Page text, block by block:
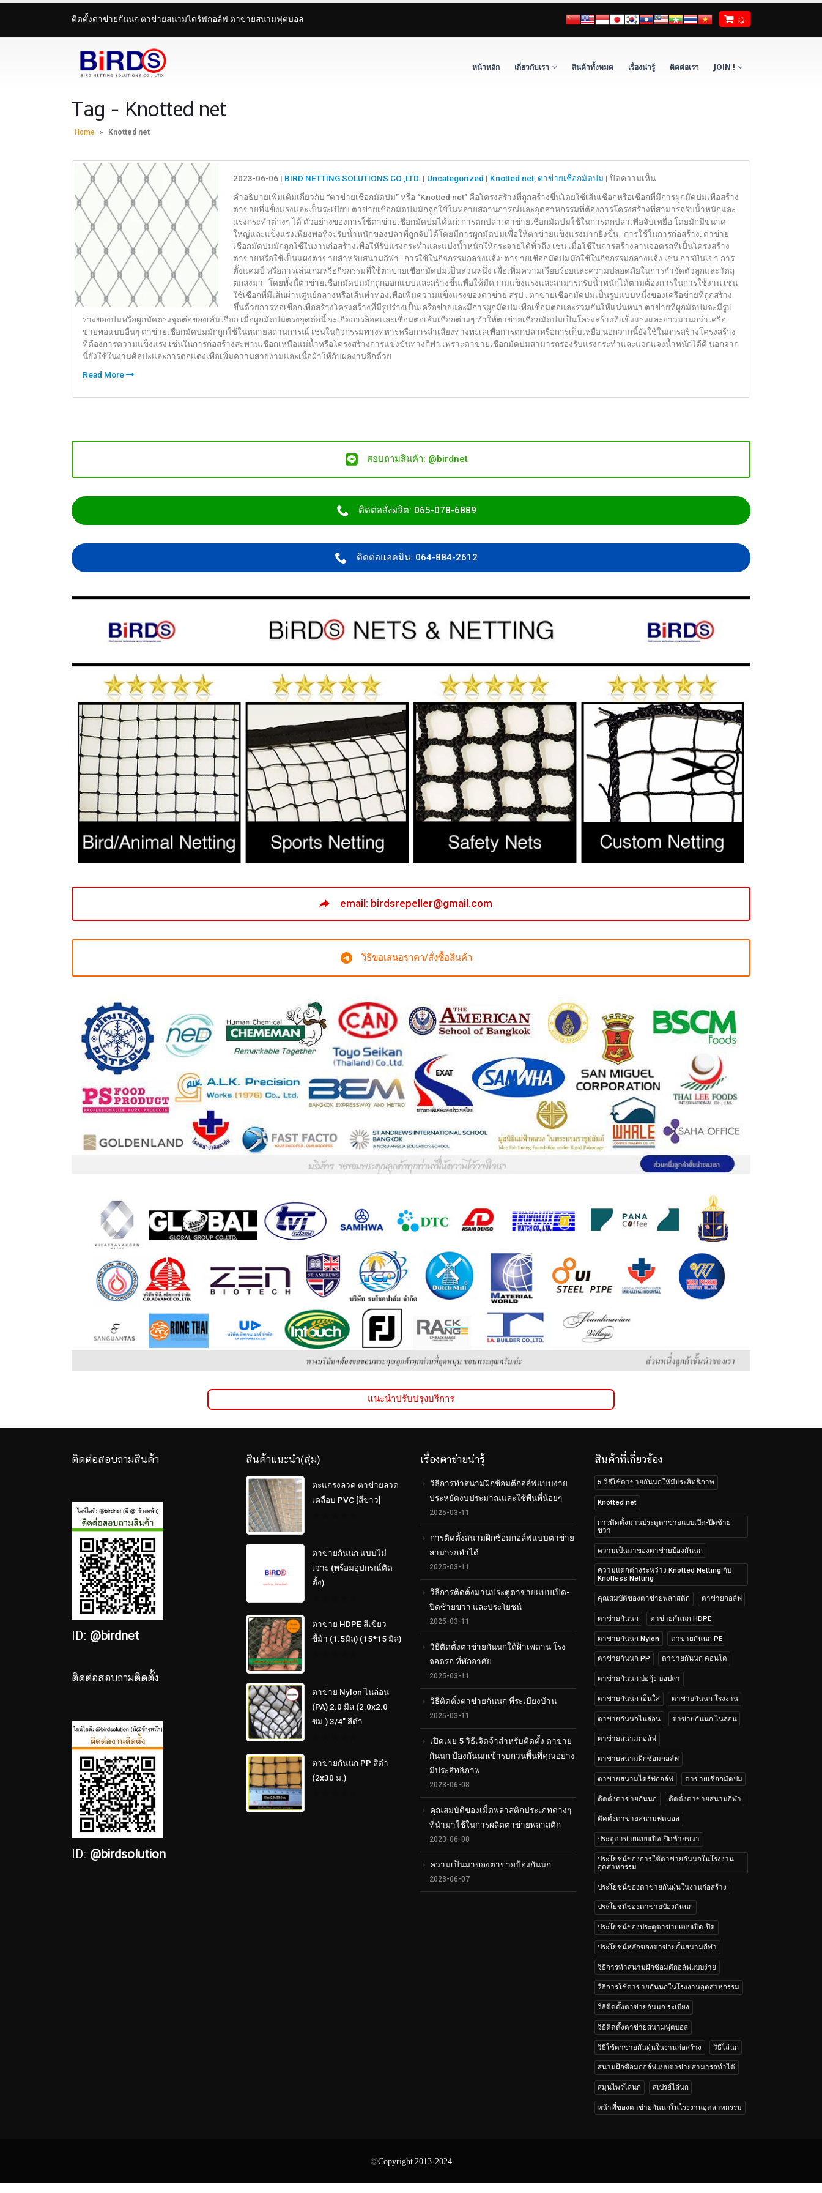
ติดตั้งตาข่ายกันนก ตาข่ายสนามไดร์ฟกอล์ฟ ตาข่ายสนามฟุตบอล
หน้าหลัก เกี่ยวกับเรา สินค้าทั้งหมด เรื่องน่ารู้ ติดต่อเรา JOIN !
Tag - Knotted net
Home » Knotted net
2023-06-06 | BIRD NETTING SOLUTIONS CO.,LTD. | Uncategorized | Knotted net ตาข่ายเชือกมัดปม | ปิดความเห็นบน
คำ
อธิบาย
เพิ่ม
เติม
เกี่ยว
กับ
“ตาข่าย
เชือก
มัด
ปม”
หรือ
“Knotted
คำอธิบายเพิ่มเติมเกี่ยวกับ “ตาข่ายเชือกมัดปม” หรือ “Knotted net” คือโครงสร้างที่ถูกสร้างขึ้นโดยใช้เส้นเชือกหรือเชือกที่มีการผูกมัดปมเพื่อสร้าง
ตาข่ายที่แข็งแรงและเป็นระเบียบ ตาข่ายเชือกมัดปมมักถูกใช้ในหลายสถานการณ์และอุตสาหกรรมที่ต้องการโครงสร้างที่สามารถรับน้ำหนักและ
แรงกระทำต่างๆ ได้ ตัวอย่างของการใช้ตาข่ายเชือกมัดปมได้แก่: การตกปลา: ตาข่ายเชือกมัดปมใช้ในการตกปลาเพื่อจับเหยื่อ โดยมักมีขนาด
ใหญ่และแข็งแรงเพียงพอที่จะรับน้ำหนักของปลาที่ถูกจับได้โดยมีการผูกมัดปมเพื่อให้ตาข่ายแข็งแรงมากยิ่งขึ้น การใช้ในการก่อสร้าง: ตาข่าย
เชือกมัดปมมักถูกใช้ในงานก่อสร้างเพื่อให้รับแรงกระทำและแบ่งน้ำหนักให้กระจายได้ทั่วถึง เช่น เมื่อใช้ในการสร้างลานจอดรถที่เป็นโครงสร้าง
ตาข่ายหรือใช้เป็นแผงตาข่ายสำหรับสนามกีฬา การใช้ในกิจกรรมกลางแจ้ง: ตาข่ายเชือกมัดปมมักใช้ในกิจกรรมกลางแจ้ง เช่น การปีนเขา การ
ตั้งแคมป์ หรือการเล่นเกมหรือกิจกรรมที่ใช้ตาข่ายเชือกมัดปมเป็นส่วนหนึ่ง เพื่อเพิ่มความเรียบร้อยและความปลอดภัยในการกำจัดตัวลูกและวัตถุ
ตกลงมา โดยทั้งนี้ตาข่ายเชือกมัดปมมักถูกออกแบบและสร้างขึ้นเพื่อให้มีความแข็งแรงและสามารถรับน้ำหนักได้ตามต้องการในการใช้งาน เช่น
ใช้เชือกที่มีเส้นผ่านศูนย์กลางหรือเส้นทำทองเพื่อเพิ่มความแข็งแรงของตาข่าย สรุป : ตาข่ายเชือกมัดปมเป็นรูปแบบหนึ่งของเครือข่ายที่ถูกสร้าง
ขึ้นด้วยการทอเชือกเพื่อสร้างโครงสร้างที่มีรูปร่างเป็นเครือข่ายและมีการผูกมัดปมเพื่อเชื่อมต่อและรวมกันให้แน่นหนา ตาข่ายที่ผูกมัดปมจะมีรูป
ร่างของปมหรือผูกมัดตรงจุดต่อของเส้นเชือก เมื่อผูกมัดปมตรงจุดต่อนี้ จะเกิดการล็อคและเชื่อมต่อเส้นเชือกต่างๆ ทำให้ตาข่ายเชือกมัดปมเป็นโครงสร้างที่แข็งแรงและยาวนานกว่าเครือ
ข่ายทอแบบอื่นๆ ตาข่ายเชือกมัดปมมักถูกใช้ในหลายสถานการณ์ เช่นในกิจกรรมทางทหารหรือการลำเลียงทางทะเลเพื่อการตกปลาหรือการเก็บเหยื่อ นอกจากนี้ยังใช้ในการสร้างโครงสร้าง
ที่ต้องการความแข็งแรง เช่นในการก่อสร้างสะพานเชือกเหนือแม่น้ำหรือโครงสร้างการแข่งขันทางกีฬา เพราะตาข่ายเชือกมัดปมสามารถรองรับแรงกระทำและแจกแจงน้ำหนักได้ดี นอกจาก
นี้ยังใช้ในงานศิลปะและการตกแต่งเพื่อเพิ่มความสวยงามและเนื้อผ้าให้กับผลงานอีกด้วย
Read More
สอบถามสินค้า: @birdnet
ติดต่อสั่งผลิต: 065-078-6889
ติดต่อแอดมิน: 064-884-2612
email: birdsrepeller@gmail.com
วิธีขอเสนอราคา/สั่งซื้อสินค้า
แนะนำปรับปรุงบริการ
ติดต่อสอบถามสินค้า
ID: @birdnet
ติดต่อสอบถามติดตั้ง
ID: @birdsolution
สินค้าแนะนำ(สุ่ม)
ตะแกรงลวด ตาข่ายลวด
เคลือบ PVC [สีขาว]
5
ตาข่ายกันนก แบบไม่
เจาะ (พร้อมอุปกรณ์ติด
ตั้ง)
of
5
ตาข่าย HDPE สีเขียว
ขี้ม้า (1.5มิล) (15*15 มิล)
5
ตาข่าย Nylon ไนล่อน
(PA) 2.0 มิล (2.0x2.0
ซม.) 3/4" สีดำ
of
5
ตาข่ายกันนก PP สีดำ
(2x30 ม.)
เรื่องตาข่ายน่ารู้
วิธีการทำสนามฝึกซ้อมตีกอล์ฟแบบง่าย
ประหยัดงบประมาณและใช้พืนที่น้อยๆ
2025-03-11
การติดตั้งสนามฝึกซ้อมกอล์ฟแบบตาข่าย
สามารถทำได้
2025-03-11
วิธีการติดตั้งม่านประตูตาข่ายแบบเปิด-
ปิดซ้ายขวา และประโยชน์
2025-03-11
วิธีติดตั้งตาข่ายกันนกใต้ฝ้าเพดาน โรง
จอดรถ ที่พักอาศัย
2025-03-11
วิธีติดตั้งตาข่ายกันนก ที่ระเบียงบ้าน
2025-03-11
เปิดเผย 5 วิธีเจิดจ้าสำหรับติดตั้ง ตาข่าย
กันนก ป้องกันนกเข้ารบกวนพื้นที่คุณอย่าง
มีประสิทธิภาพ
2023-06-08
คุณสมบัติของเม็ดพลาสติกประเภทต่างๆ
ที่นำมาใช้ในการผลิตตาข่ายพลาสติก
2023-06-08
ความเป็นมาของตาข่ายป้องกันนก
2023-06-07
สินค้าที่เกี่ยวข้อง
5 วิธีใช้ตาข่ายกันนกให้มีประสิทธิภาพ
Knotted net
การติดตั้งม่านประตูตาข่ายแบบเปิด-ปิดซ้าย
ขวา
ความเป็นมาของตาข่ายป้องกันนก
ความแตกต่างระหว่าง Knotted Netting กับ
Knotless Netting
คุณสมบัติของตาข่ายพลาสติก ตาข่ายกอล์ฟ
ตาข่ายกันนก ตาข่ายกันนก HDPE
ตาข่ายกันนก Nylon ตาข่ายกันนก PE
ตาข่ายกันนก PP ตาข่ายกันนก คอนโด
ตาข่ายกันนก บ่อกุ้ง บ่อปลา
ตาข่ายกันนก เอ็นใส ตาข่ายกันนก โรงงาน
ตาข่ายกันนกไนล่อน ตาข่ายกันนก ไนล่อน
ตาข่ายสนามกอล์ฟ
ตาข่ายสนามฝึกซ้อมกอล์ฟ
ตาข่ายสนามไดร์ฟกอล์ฟ ตาข่ายเชือกมัดปม
ติดตั้งตาข่ายกันนก ติดตั้งตาข่ายสนามกีฬา
ติดตั้งตาข่ายสนามฟุตบอล
ประตูตาข่ายแบบเปิด-ปิดซ้ายขวา
ประโยชน์ของการใช้ตาข่ายกันนกในโรงงาน
อุตสาหกรรม
ประโยชน์ของตาข่ายกันฝุ่นในงานก่อสร้าง
ประโยชน์ของตาข่ายป้องกันนก
ประโยชน์ของประตูตาข่ายแบบเปิด-ปิด
ประโยชน์หลักของตาข่ายกั้นสนามกีฬา
วิธีการทำสนามฝึกซ้อมตีกอล์ฟแบบง่าย
วิธีการใช้ตาข่ายกันนกในโรงงานอุตสาหกรรม
วิธีติดตั้งตาข่ายกันนก ระเบียง
วิธีติดตั้งตาข่ายสนามฟุตบอล
วิธีใช้ตาข่ายกันฝุ่นในงานก่อสร้าง วิธีไล่นก
สนามฝึกซ้อมกอล์ฟแบบตาข่ายสามารถทำได้
สมุนไพรไล่นก สเปรย์ไล่นก
หน้าที่ของตาข่ายกันนกในโรงงานอุตสาหกรรม
Copyright 2013-2024